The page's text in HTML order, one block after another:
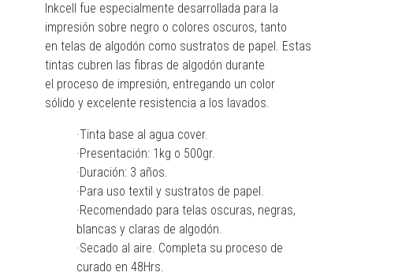
Inkcell fue especialmente desarrollada para la
impresión sobre negro o colores oscuros, tanto
en telas de algodón como sustratos de papel. Estas
tintas cubren las fibras de algodón durante
el proceso de impresión, entregando un color
sólido y excelente resistencia a los lavados.
·Tinta base al agua cover.
·Presentación: 1kg o 500gr.
·Duración: 3 años.
·Para uso textil y sustratos de papel.
·Recomendado para telas oscuras, negras,
blancas y claras de algodón.
·Secado al aire. Completa su proceso de
curado en 48Hrs.